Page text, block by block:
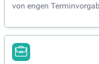
von engen